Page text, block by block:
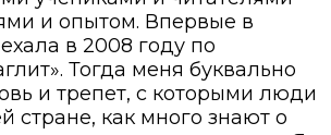
и опытом. Впервые в
в 2008 году по
Тогда меня буквально
и трепет, с которыми люди
стране, как много знают о